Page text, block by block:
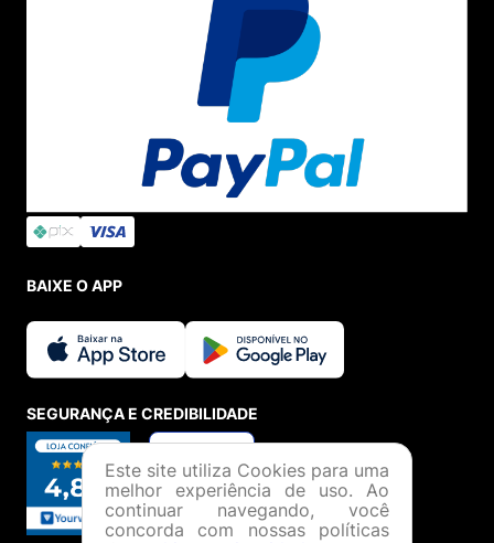
BAIXE O APP
SEGURANÇA E CREDIBILIDADE
Este site utiliza Cookies para uma
melhor experiência de uso. Ao
continuar navegando, você
concorda com nossas políticas